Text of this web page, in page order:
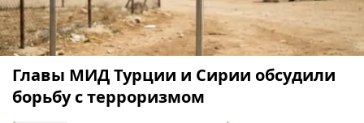
Главы МИД Турции и Сирии обсудили
борьбу с терроризмом